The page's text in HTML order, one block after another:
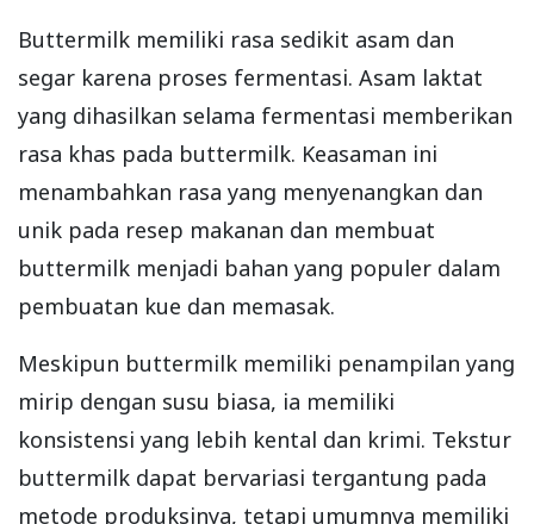
Buttermilk memiliki rasa sedikit asam dan
segar karena proses fermentasi. Asam laktat
yang dihasilkan selama fermentasi memberikan
rasa khas pada buttermilk. Keasaman ini
menambahkan rasa yang menyenangkan dan
unik pada resep makanan dan membuat
buttermilk menjadi bahan yang populer dalam
pembuatan kue dan memasak.
Meskipun buttermilk memiliki penampilan yang
mirip dengan susu biasa, ia memiliki
konsistensi yang lebih kental dan krimi. Tekstur
buttermilk dapat bervariasi tergantung pada
metode produksinya, tetapi umumnya memiliki